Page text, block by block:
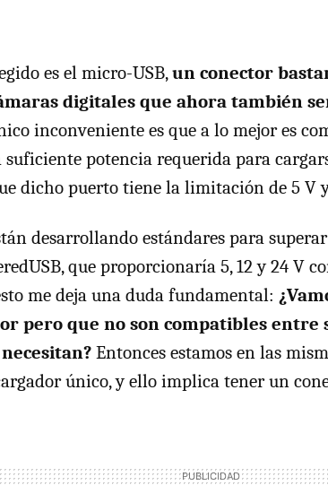
es el micro-USB,un conector
digitales que ahora también
inconveniente es que a lo mejor es
potencia requerida para
dicho puerto tiene la limitación de 5 V
desarrollando estándares para
que proporcionaría 5, 12 y 24 V
me deja una duda fundamental:
pero que no son compatibles entre
Entonces estamos en las
único, y ello implica tener un